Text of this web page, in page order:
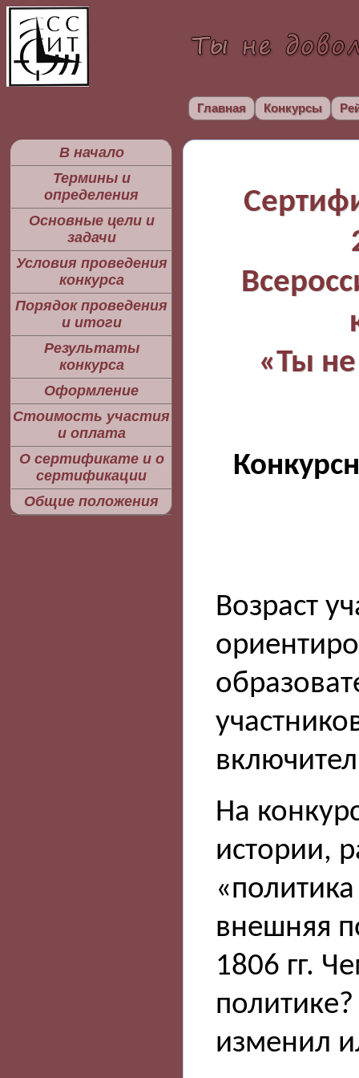
Главная Конкурсы
В начало
Термины и
определения
Основные цели и
задачи
Условия проведения
конкурса
Порядок проведения
и итоги
Результаты
конкурса
Оформление
Стоимость участия
и оплата
О сертификате и о
сертификации
Общие положения
«Ты
Возраст
На
истории,
внешняя
1806 гг.
изменил